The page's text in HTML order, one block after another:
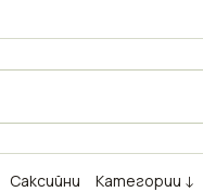
Саксийни Категории ↓